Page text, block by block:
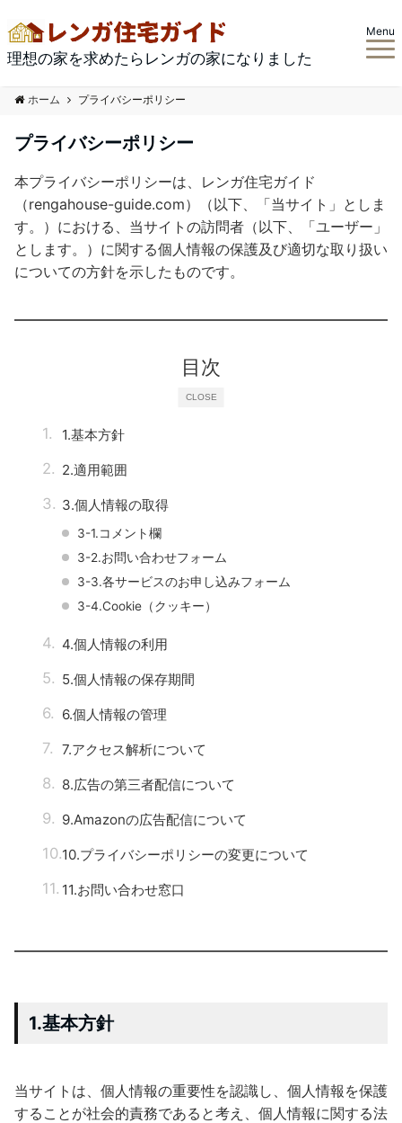
理想の家を求めたらレンガの家になりました
Menu
ホーム プライバシーポリシー
プライバシーポリシー
本プライバシーポリシーは、レンガ住宅ガイド
（rengahouse-guide.com）（以下、「当サイト」としま
す。）における、当サイトの訪問者（以下、「ユーザー」
とします。）に関する個人情報の保護及び適切な取り扱い
についての方針を示したものです。
CLOSE
目次
1.基本方針
2.適用範囲
3.個人情報の取得
3-1.コメント欄
3-2.お問い合わせフォーム
3-3.各サービスのお申し込みフォーム
3-4.Cookie（クッキー）
4.個人情報の利用
5.個人情報の保存期間
6.個人情報の管理
7.アクセス解析について
8.広告の第三者配信について
9.Amazonの広告配信について
10.プライバシーポリシーの変更について
11.お問い合わせ窓口
1.基本方針
当サイトは、個人情報の重要性を認識し、個人情報を保護
することが社会的責務であると考え、個人情報に関する法